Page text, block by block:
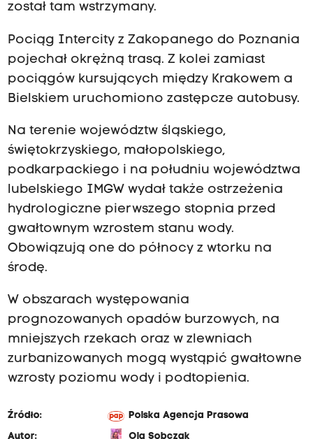
został tam wstrzymany.
Pociąg Intercity z Zakopanego do Poznania
pojechał okrężną trasą. Z kolei zamiast
pociągów kursujących między Krakowem a
Bielskiem uruchomiono zastępcze autobusy.
Na terenie województw śląskiego,
świętokrzyskiego, małopolskiego,
podkarpackiego i na południu województwa
lubelskiego IMGW wydał także ostrzeżenia
hydrologiczne pierwszego stopnia przed
gwałtownym wzrostem stanu wody.
Obowiązują one do północy z wtorku na
środę.
W obszarach występowania
prognozowanych opadów burzowych, na
mniejszych rzekach oraz w zlewniach
zurbanizowanych mogą wystąpić gwałtowne
wzrosty poziomu wody i podtopienia.
Źródło:
Polska Agencja Prasowa
Autor:
Ola Sobczak